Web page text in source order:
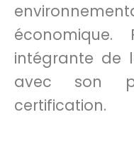
intégrante de
avec son
certification.